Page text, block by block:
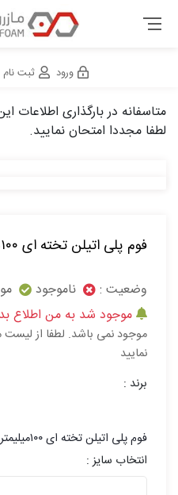
ورود ثبت نام
متاسفانه در بارگذاری
لطفا مجددا امتحان نمایید.
فوم پلی اتیلن تخته ای ۱۰۰میلیمتر×۰/۹متر×۱/۹متر
وضعیت : ناموجود
موجود شد به من اطلاع
موجود نمی باشد. لطفا از
نمایید
برند :
فوم پلی اتیلن تخته ای ۱۰۰میلیمتر×۰/۹متر×۱/۹متر
انتخاب سایز :